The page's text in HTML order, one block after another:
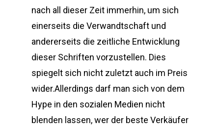
nach all dieser Zeit immerhin, um sich
einerseits die Verwandtschaft und
andererseits die zeitliche Entwicklung
dieser Schriften vorzustellen. Dies
spiegelt sich nicht zuletzt auch im Preis
wider.Allerdings darf man sich von dem
Hype in den sozialen Medien nicht
blenden lassen, wer der beste Verkäufer